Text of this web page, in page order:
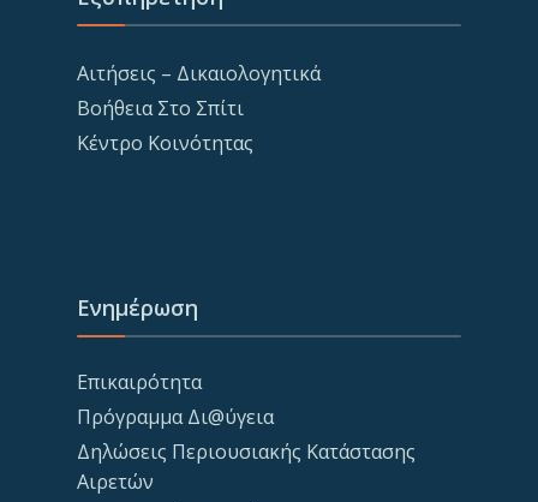
Αιτήσεις – Δικαιολογητικά
Βοήθεια Στο Σπίτι
Κέντρο Κοινότητας
Ενημέρωση
Επικαιρότητα
Πρόγραμμα Δι@ύγεια
Δηλώσεις Περιουσιακής Κατάστασης
Αιρετών